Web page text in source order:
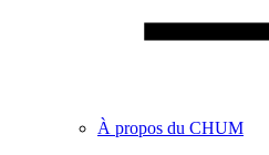
À propos du CHUM